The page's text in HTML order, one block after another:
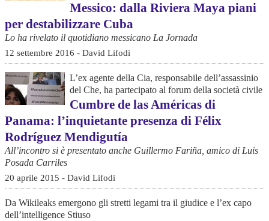
Messico: dalla Riviera Maya piani
per destabilizzare Cuba
Lo ha rivelato il quotidiano messicano La Jornada
12 settembre 2016 - David Lifodi
L’ex agente della Cia, responsabile dell’assassinio
del Che, ha partecipato al forum della società civile
Cumbre de las Américas di
Panama: l’inquietante presenza di Félix
Rodríguez Mendigutía
All’incontro si è presentato anche Guillermo Fariña, amico di Luis
Posada Carriles
20 aprile 2015 - David Lifodi
Da Wikileaks emergono gli stretti legami tra il giudice e l’ex capo
dell’intelligence Stiuso